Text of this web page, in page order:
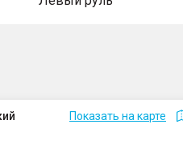
Показать на карте